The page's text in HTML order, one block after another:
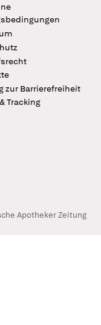
zur Barrierefreiheit
Tracking
Apotheker Zeitung